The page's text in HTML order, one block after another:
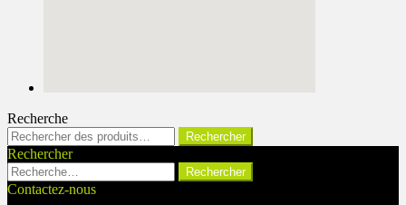
Recherche
Rechercher :
Rechercher
Rechercher
Rechercher :
Contactez-nous